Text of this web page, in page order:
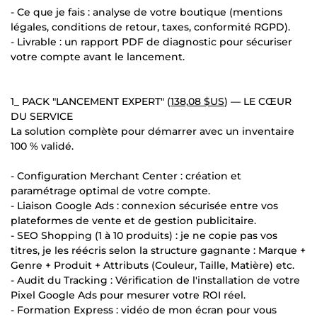
- Ce que je fais : analyse de votre boutique (mentions
légales, conditions de retour, taxes, conformité RGPD).
- Livrable : un rapport PDF de diagnostic pour sécuriser
votre compte avant le lancement.
1_ PACK "LANCEMENT EXPERT" (138,08 $US) — LE CŒUR
DU SERVICE
La solution complète pour démarrer avec un inventaire
100 % validé.
- Configuration Merchant Center : création et
paramétrage optimal de votre compte.
- Liaison Google Ads : connexion sécurisée entre vos
plateformes de vente et de gestion publicitaire.
- SEO Shopping (1 à 10 produits) : je ne copie pas vos
titres, je les réécris selon la structure gagnante : Marque +
Genre + Produit + Attributs (Couleur, Taille, Matière) etc.
- Audit du Tracking : Vérification de l'installation de votre
Pixel Google Ads pour mesurer votre ROI réel.
- Formation Express : vidéo de mon écran pour vous